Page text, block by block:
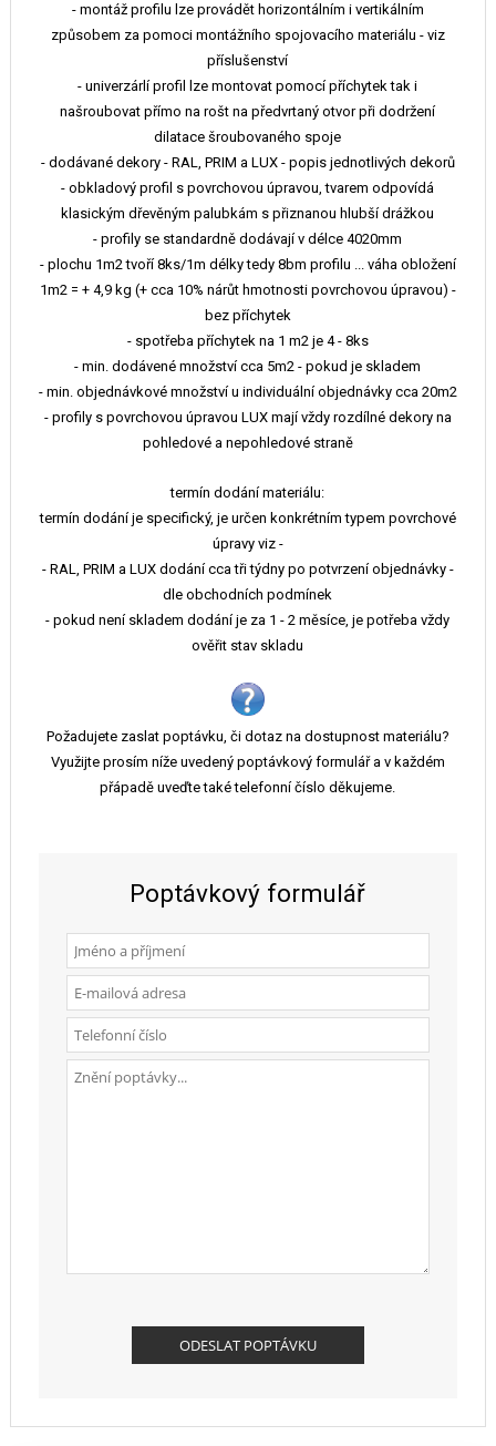
- montáž profilu lze provádět horizontálním i vertikálním
způsobem za pomoci montážního spojovacího materiálu - viz
příslušenství
- univerzárlí profil lze montovat pomocí příchytek tak i
našroubovat přímo na rošt na předvrtaný otvor při dodržení
dilatace šroubovaného spoje
- dodávané dekory - RAL, PRIM a LUX - popis jednotlivých dekorů
- obkladový profil s povrchovou úpravou, tvarem odpovídá
klasickým dřevěným palubkám s přiznanou hlubší drážkou
- profily se standardně dodávají v délce 4020mm
- plochu 1m2 tvoří 8ks/1m délky tedy 8bm profilu ... váha obložení
1m2 = + 4,9 kg (+ cca 10% nárůt hmotnosti povrchovou úpravou) -
bez příchytek
- spotřeba příchytek na 1 m2 je 4 - 8ks
- min. dodávené množství cca 5m2 - pokud je skladem
- min. objednávkové množství u individuální objednávky cca 20m2
- profily s povrchovou úpravou LUX mají vždy rozdílné dekory na
pohledové a nepohledové straně
termín dodání materiálu:
termín dodání je specifický, je určen konkrétním typem povrchové
úpravy viz -
- RAL, PRIM a LUX dodání cca tři týdny po potvrzení objednávky -
dle obchodních podmínek
- pokud není skladem dodání je za 1 - 2 měsíce, je potřeba vždy
ověřit stav skladu
Požadujete zaslat poptávku, či dotaz na dostupnost materiálu?
Využijte prosím níže uvedený poptávkový formulář a v každém
přápadě uveďte také telefonní číslo děkujeme.
Poptávkový formulář